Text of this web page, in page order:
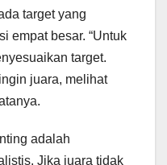
target yang
empat besar. “Untuk
target.
juara, melihat
adalah
Jika juara tidak